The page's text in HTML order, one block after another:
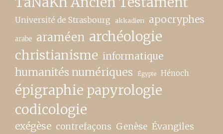
Université de Strasbourg akkadien apocryphes
arabe araméen archéologie
christianisme informatique
humanités numériques Égypte Hénoch
épigraphie papyrologie
codicologie
exégèse contrefaçons Genèse Évangiles